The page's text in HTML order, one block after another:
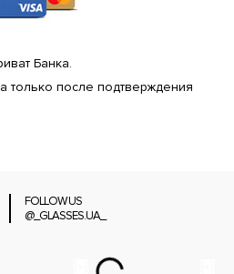
Банка.
только после подтверждения
FOLLOW US
@_GLASSES.UA_